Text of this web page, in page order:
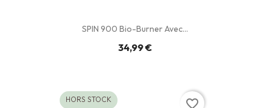
SPIN 900 Bio-Burner Avec...
34,99 €
HORS STOCK favorite_border